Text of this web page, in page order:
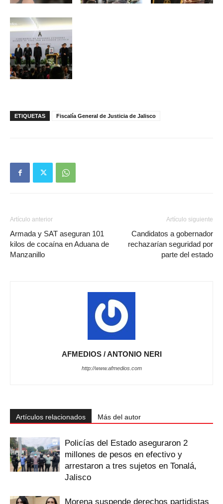
ETIQUETAS Fiscalía General de Justicia de Jalisco
Artículo anterior
Armada y SAT aseguran 101
kilos de cocaína en Aduana de
Manzanillo
Artículo siguiente
Candidatos a gobernador
rechazarían seguridad por
parte del estado
AFMEDIOS / ANTONIO NERI
http://www.afmedios.com
Artículos relacionados Más del autor
Policías del Estado aseguraron 2
millones de pesos en efectivo y
arrestaron a tres sujetos en Tonalá,
Jalisco
Morena suspende derechos partidistas